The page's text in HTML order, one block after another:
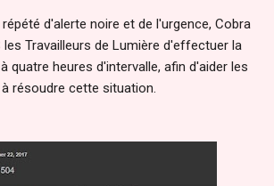
d'alerte noire et de l'urgence, Cobra
les Travailleurs de Lumière d'effectuer la
quatre heures d'intervalle, afin d'aider les
résoudre cette situation.